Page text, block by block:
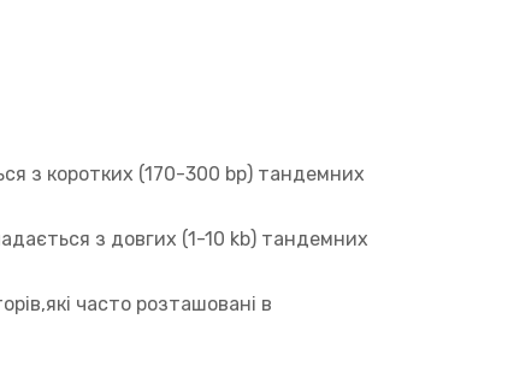
з коротких (170-300 bp) тандемних
з довгих (1-10 kb) тандемних
часто розташовані в